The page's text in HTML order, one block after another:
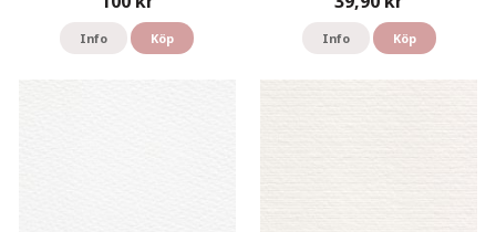
Info Köp Info Köp